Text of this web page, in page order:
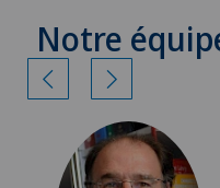
Notre